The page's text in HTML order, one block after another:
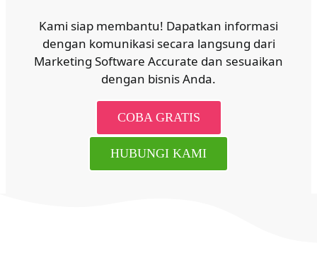
Kami siap membantu! Dapatkan informasi
dengan komunikasi secara langsung dari
Marketing Software Accurate dan sesuaikan
dengan bisnis Anda.
COBA GRATIS
HUBUNGI KAMI